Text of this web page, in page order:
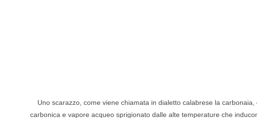
Uno scarazzo, come viene chiamata in dialetto calabrese la
carbonica e vapore acqueo sprigionato dalle alte temperature che